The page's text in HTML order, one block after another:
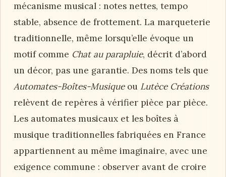
mécanisme musical : notes nettes, tempo
stable, absence de frottement. La marqueterie
traditionnelle, même lorsqu’elle évoque un
motif comme Chat au parapluie, décrit d’abord
un décor, pas une garantie. Des noms tels que
Automates-Boîtes-Musiqueou Lutèce Créations
relèvent de repères à vérifier pièce par pièce.
Les automates musicaux et les boîtes à
musique traditionnelles fabriquées en France
appartiennent au même imaginaire, avec une
exigence commune : observer avant de croire